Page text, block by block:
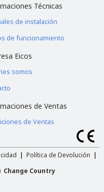
Técnicas
de instalación
de funcionamiento
Eicos
somos
de Ventas
de Ventas
| Política de Devolución |
Change Country